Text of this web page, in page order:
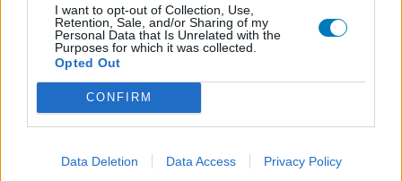
I want to opt-out of Collection, Use,
Retention, Sale, and/or Sharing of my
Personal Data that Is Unrelated with the
Purposes for which it was collected.
Opted Out
CONFIRM
Data Deletion Data Access Privacy Policy
Aldara
08/08/2023 | Femme | 39
imiquimod (50mg/g)
MST (maladies sexuellement
transmissibles)
Efficacité